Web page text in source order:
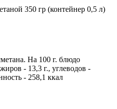
350 гр (контейнер 0,5 л)
На 100 г. блюдо
- 13,3 г., углеводов -
- 258,1 ккал